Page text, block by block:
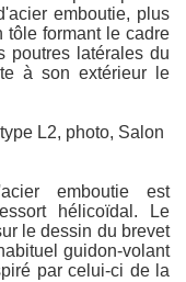
emboutie, plus
tôle formant le cadre
poutres latérales du
à son extérieur le
emboutie est
hélicoïdal. Le
le dessin du brevet
guidon-volant
par celui-ci de la